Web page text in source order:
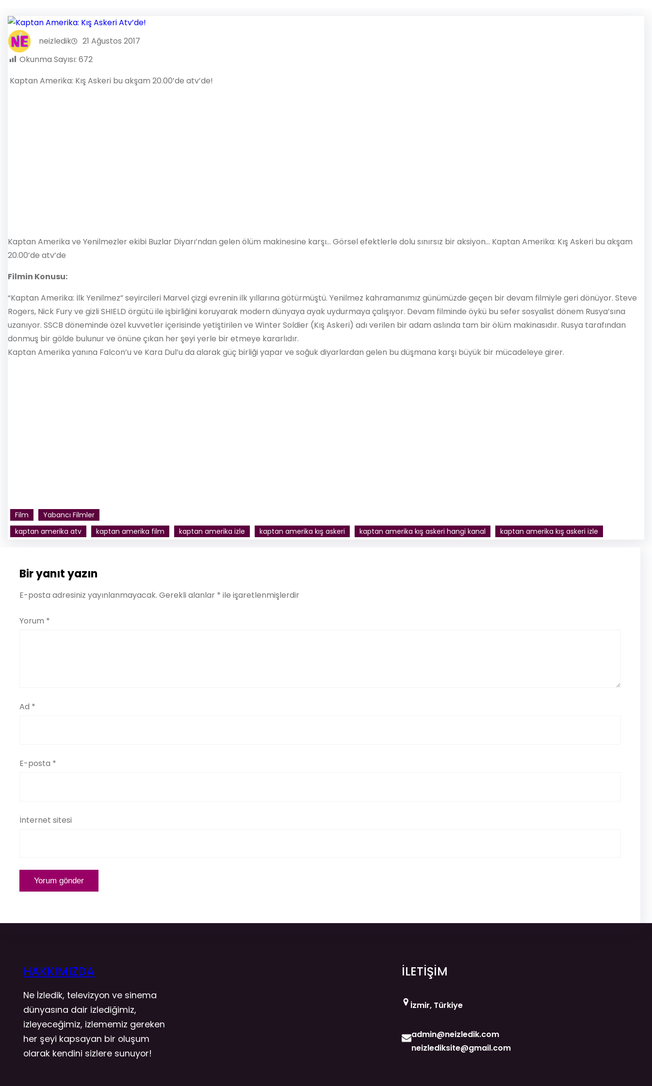
neizledik
21 Ağustos 2017
Okunma Sayısı: 672
Kaptan Amerika: Kış Askeri bu akşam 20.00’de atv’de!
Kaptan Amerika ve Yenilmezler ekibi Buzlar Diyarı’ndan gelen ölüm makinesine karşı… Görsel efektlerle dolu sınırsız bir aksiyon… Kaptan Amerika: Kış Askeri bu akşam
20.00’de atv’de
Filmin Konusu:
“Kaptan Amerika: İlk Yenilmez” seyircileri Marvel çizgi evrenin ilk yıllarına götürmüştü. Yenilmez kahramanımız günümüzde geçen bir devam filmiyle geri dönüyor. Steve
Rogers, Nick Fury ve gizli SHIELD örgütü ile işbirliğini koruyarak modern dünyaya ayak uydurmaya çalışıyor. Devam filminde öykü bu sefer sosyalist dönem Rusya’sına
uzanıyor. SSCB döneminde özel kuvvetler içerisinde yetiştirilen ve Winter Soldier (Kış Askeri) adı verilen bir adam aslında tam bir ölüm makinasıdır. Rusya tarafından
donmuş bir gölde bulunur ve önüne çıkan her şeyi yerle bir etmeye kararlıdır.
Kaptan Amerika yanına Falcon’u ve Kara Dul’u da alarak güç birliği yapar ve soğuk diyarlardan gelen bu düşmana karşı büyük bir mücadeleye girer.
Film
Yabancı Filmler
kaptan amerika atv
kaptan amerika film kaptan amerika izle kaptan amerika kış askeri kaptan amerika kış askeri hangi kanal kaptan amerika kış askeri izle
Bir yanıt yazın
E-posta adresiniz yayınlanmayacak. Gerekli alanlar * ile işaretlenmişlerdir
Yorum *
Ad *
E-posta *
İnternet sitesi
HAKKIMIZDA
Ne İzledik, televizyon ve sinema
dünyasına dair izlediğimiz,
izleyeceğimiz, izlememiz gereken
her şeyi kapsayan bir oluşum
olarak kendini sizlere sunuyor!
İLETİŞİM
İzmir, Türkiye
admin@neizledik.com
neizlediksite@gmail.com